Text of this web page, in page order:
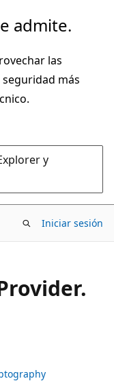
admite.
las
más
y
Iniciar sesión